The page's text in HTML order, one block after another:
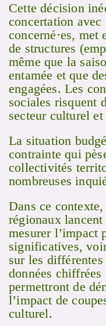
Cette décision
concertation avec
concerné·es,
de structures
même que la
entamée et que
engagées. Les
sociales risquent
secteur culturel
La situation
contrainte qui
collectivités
nombreuses
Dans ce
régionaux
mesurer l’impact
significatives,
sur les
données
permettront de
l’impact de
culturel.